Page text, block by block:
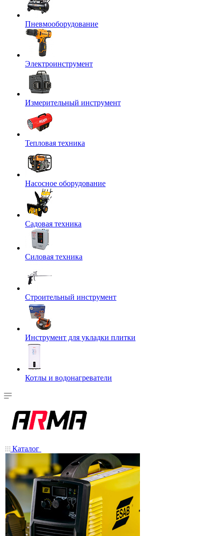
Пневмооборудование
Электроинструмент
Измерительный инструмент
Тепловая техника
Насосное оборудование
Садовая техника
Силовая техника
Строительный инструмент
Инструмент для укладки плитки
Котлы и водонагреватели
Каталог